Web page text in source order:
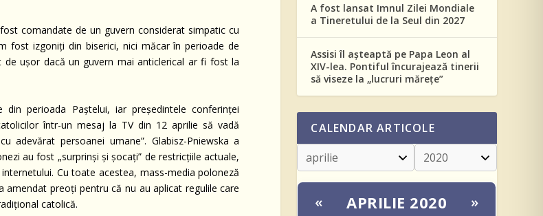
comandate de un guvern considerat simpatic cu
fost izgoniți din biserici, nici măcar în perioade de
ușor dacă un guvern mai anticlerical ar fi fost la
perioada Paștelui, iar președintele conferinței
într-un mesaj la TV din 12 aprilie să vadă
adevărat persoanei umane”. Glabisz-Pniewska a
au fost „surprinși și șocați” de restricțiile actuale,
Cu toate acestea, mass-media poloneză
preoți pentru că nu au aplicat regulile care
catolică.
A fost lansat Imnul Zilei Mondiale
a Tineretului de la Seul din 2027
Assisi îl așteaptă pe Papa Leon al
XIV-lea. Pontiful încurajează tinerii
să viseze la „lucruri mărețe”
CALENDAR ARTICOLE
« APRILIE 2020 »